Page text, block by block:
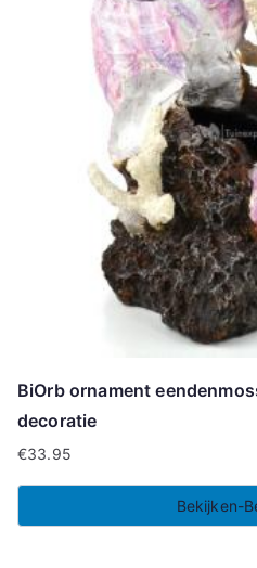
BiOrb ornament
decoratie
€33.95
Bekijken-